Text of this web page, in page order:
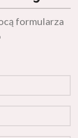
formularza